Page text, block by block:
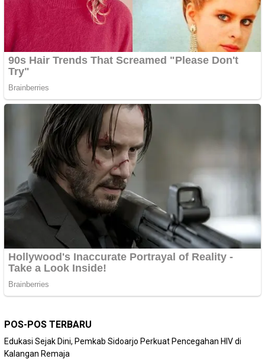
POS-POS TERBARU
Edukasi Sejak Dini, Pemkab Sidoarjo Perkuat Pencegahan HIV di
Kalangan Remaja